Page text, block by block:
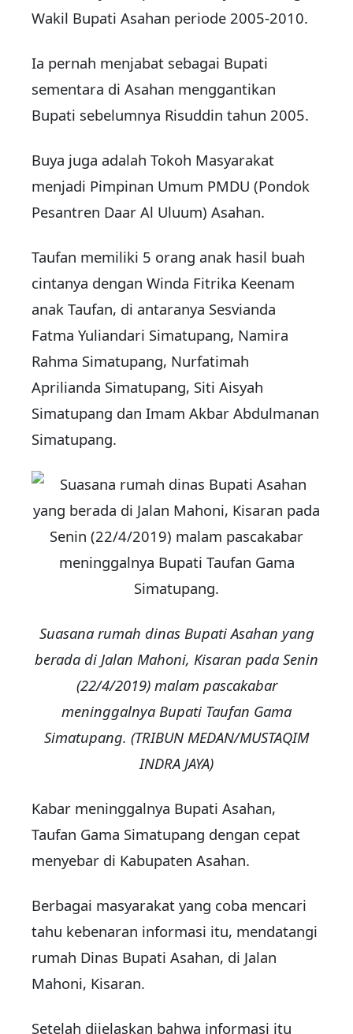
Wakil Bupati Asahan periode 2005-2010.
Ia pernah menjabat sebagai Bupati
sementara di Asahan menggantikan
Bupati sebelumnya Risuddin tahun 2005.
Buya juga adalah Tokoh Masyarakat
menjadi Pimpinan Umum PMDU (Pondok
Pesantren Daar Al Uluum) Asahan.
Taufan memiliki 5 orang anak hasil buah
cintanya dengan Winda Fitrika Keenam
anak Taufan, di antaranya Sesvianda
Fatma Yuliandari Simatupang, Namira
Rahma Simatupang, Nurfatimah
Aprilianda Simatupang, Siti Aisyah
Simatupang dan Imam Akbar Abdulmanan
Simatupang.
Suasana rumah dinas Bupati Asahan yang
berada di Jalan Mahoni, Kisaran pada Senin
(22/4/2019) malam pascakabar
meninggalnya Bupati Taufan Gama
Simatupang. (TRIBUN MEDAN/MUSTAQIM
INDRA JAYA)
Kabar meninggalnya Bupati Asahan,
Taufan Gama Simatupang dengan cepat
menyebar di Kabupaten Asahan.
Berbagai masyarakat yang coba mencari
tahu kebenaran informasi itu, mendatangi
rumah Dinas Bupati Asahan, di Jalan
Mahoni, Kisaran.
Setelah dijelaskan bahwa informasi itu